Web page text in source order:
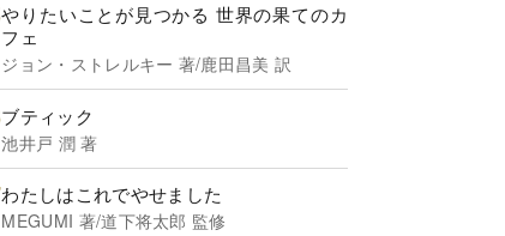
やりたいことが見つかる 世界の果てのカ
フェ
ジョン・ストレルキー 著/鹿田昌美 訳
ブティック
池井戸 潤 著
わたしはこれでやせました
MEGUMI 著/道下将太郎 監修